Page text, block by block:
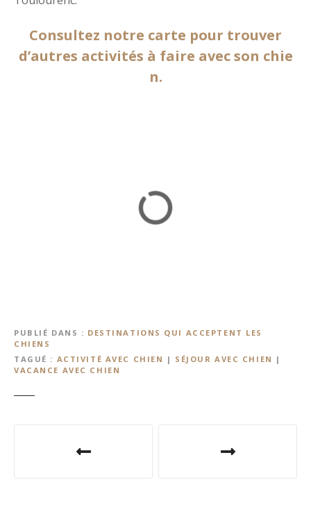
Consultez notre carte pour trouver
d’autres activités à faire avec son chie
n.
PUBLIÉ DANS
DESTINATIONS QUI ACCEPTENT LES
CHIENS
TAGUÉ
ACTIVITÉ AVEC CHIEN | SÉJOUR AVEC CHIEN |
VACANCE AVEC CHIEN